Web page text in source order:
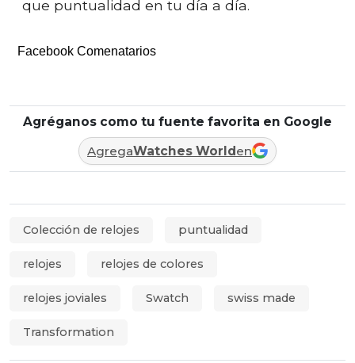
que puntualidad en tu día a día.
Facebook Comenatarios
Agréganos como tu fuente favorita en Google
AgregaWatches Worlden
Colección de relojes puntualidad
relojes relojes de colores
relojes joviales Swatch swiss made
Transformation